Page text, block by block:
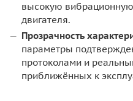
высокую вибрационную
двигателя.
Прозрачность
параметры
протоколами и
приближённых к